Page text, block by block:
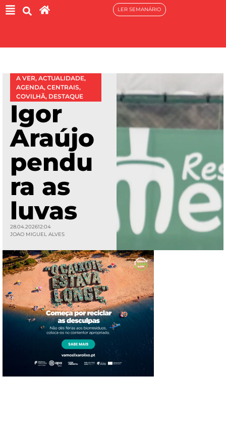
LER SEMANÁRIO
A VER, ACTUALIDADE,
AGENDA, CENTRAIS,
COVILHÃ, DESTAQUE
Igor
Araújo
pendu
ra as
luvas
28.04.202612:04
JOAO MIGUEL ALVES